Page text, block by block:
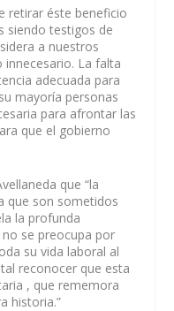
retirar éste beneficio
siendo testigos de
a nuestros
La falta
adecuada para
mayoría personas
para afrontar las
que el gobierno
que “la
que son sometidos
la profunda
se preocupa por
su vida laboral al
reconocer que esta
, que rememora
historia.”